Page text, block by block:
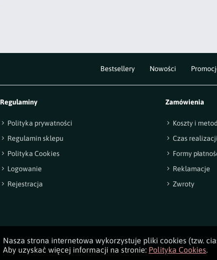
Bestsellery Nowości
Regulaminy
Polityka prywatności
Regulamin sklepu
Polityka Cookies
Logowanie
Rejestracja
Zamówienia
Koszty i
Czas
Formy
Reklamacje
Zwroty
Nasza strona internetowa wykorzystuje pliki cookies (tzw.
Aby uzyskać więcej informacji na stronie: Polityka Cookies.